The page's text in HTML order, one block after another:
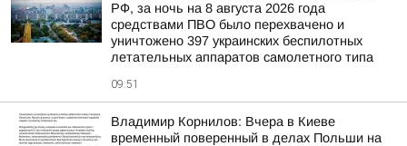
РФ, за ночь на 8 августа 2026 года
средствами ПВО было перехвачено и
уничтожено 397 украинских беспилотных
летательных аппаратов самолетного типа
09:51
Владимир Корнилов: Вчера в Киеве
временный поверенный в делах Польши на